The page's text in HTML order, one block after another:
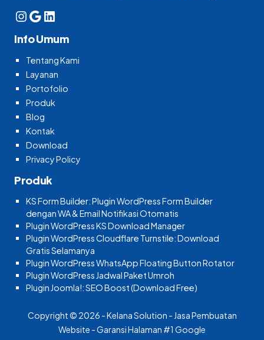
InstagramGoogle LinkedIn
Info Umum
Tentang Kami
Layanan
Portofolio
Produk
Blog
Kontak
Download
Privacy Policy
Produk
KS Form Builder: Plugin WordPress Form Builder
dengan WA & Email Notifikasi Otomatis
Plugin WordPress KS Download Manager
Plugin WordPress Cloudflare Turnstile: Download
Gratis Selamanya
Plugin WordPress WhatsApp Floating Button Rotator
Plugin WordPress Jadwal Paket Umroh
Plugin Joomla!: SEO Boost (Download Free)
Copyright © 2026 - Kelana Solution - Jasa Pembuatan
Website - Garansi Halaman #1 Google